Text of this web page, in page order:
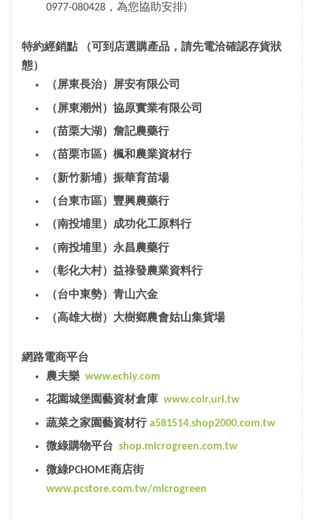
0977-080428，為您協助安排)
特約經銷點
（可到店選購產品，請先電洽確認存貨狀
態）
（屏東長治）屏安有限公司
（屏東潮州）協原實業有限公司
（苗栗大湖）詹記農藥行
（苗栗市區）楓和農業資材行
（新竹新埔）振華育苗場
（台東市區）豐興農藥行
（南投埔里）成功化工原料行
（南投埔里）永昌農藥行
（彰化大村）益祿發農業資料行
（台中東勢）青山六金
（高雄大樹）大樹鄉農會姑山集貨場
網路電商平台
農夫樂 www.echiy.com
花園城堡園藝資材倉庫 www.coir.url.tw
蔬菜之家園藝資材行a581514.shop2000.com.tw
微綠購物平台 shop.microgreen.com.tw
微綠PCHOME商店街
www.pcstore.com.tw/microgreen